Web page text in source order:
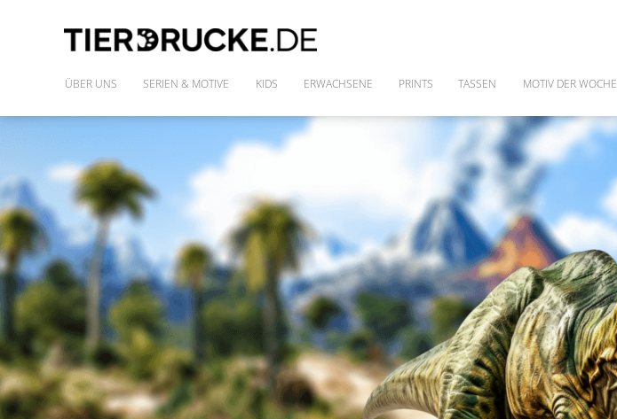
ÜBER UNS SERIEN & MOTIVE
IM WILDEN WALD
DIE FREUNDE DES PHARAO
MONSTAZ
POLLY & DIE GONS
IM LAND DER DINOSAURIER
ALLE MOTIVE
KIDS ERWACHSENE
SHIRTS
PRINTS TASSEN MOTIV DER WOCHE